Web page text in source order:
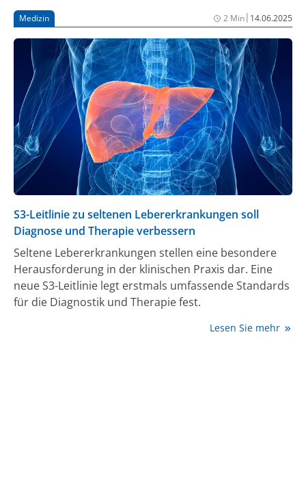
hepatologischen Praxisalltag erste positive
Erfahrungen. Bei Hepatitis C und Hepatitis D stellt
sich weiterhin die Herausforderung, wie Patient:innen
mit einer chronischen Hepatitis-C-Virus (HCV)-
Infektion oder Hepatitis-D-Virus (HDV)-Infektion
besser identifiziert und diagnostiziert werden
können. Auf einer Pressekonferenz im Rahmen des
Kongresses Viszeralmedizin 2025 in Leipzig standen
diese und weitere Themen zur Behandlung von
Menschen mit Lebererkrankungen im Fokus.
Medizin 2 Min| 14.06.2025
S3-Leitlinie zu seltenen Lebererkrankungen soll
Diagnose und Therapie verbessern
Seltene Lebererkrankungen stellen eine besondere
Herausforderung in der klinischen Praxis dar. Eine
neue S3-Leitlinie legt erstmals umfassende Standards
für die Diagnostik und Therapie fest.
Lesen Sie mehr